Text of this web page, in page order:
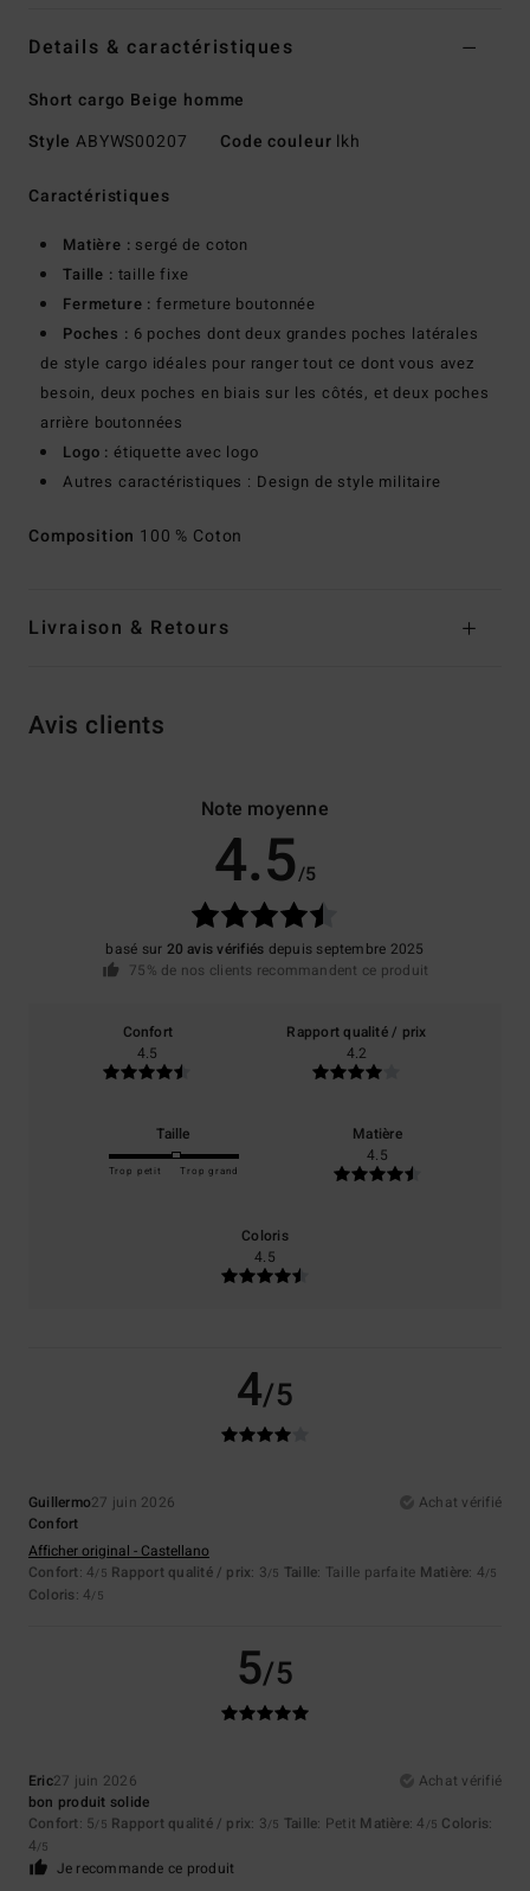
Details & caractéristiques
Short cargo Beige homme
Style ABYWS00207 Code couleur lkh
Caractéristiques
Matière : sergé de coton
Taille : taille fixe
Fermeture : fermeture boutonnée
Poches : 6 poches dont deux grandes poches latérales
de style cargo idéales pour ranger tout ce dont vous avez
besoin, deux poches en biais sur les côtés, et deux poches
arrière boutonnées
Logo : étiquette avec logo
Autres caractéristiques : Design de style militaire
Composition 100 % Coton
Livraison & Retours
Avis clients
Note moyenne
4.5/5
basé sur 20 avis vérifiés depuis septembre 2025
75% de nos clients recommandent ce produit
Confort
4.5
Rapport qualité / prix
4.2
Taille
Trop petit Trop grand
Matière
4.5
Coloris
4.5
4/5
Guillermo27 juin 2026
Achat vérifié
Confort
Afficher original - Castellano
Confort: 4/5 Rapport qualité / prix: 3/5 Taille: Taille parfaite Matière: 4/5
Coloris: 4/5
5/5
Eric27 juin 2026
Achat vérifié
bon produit solide
Confort: 5/5 Rapport qualité / prix: 3/5 Taille: Petit Matière: 4 /5 Coloris:
4/5
Je recommande ce produit